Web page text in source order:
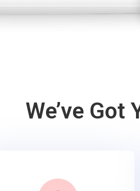
We’ve Got